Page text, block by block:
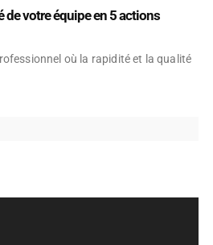
votre équipe en 5 actions
où la rapidité et la qualité